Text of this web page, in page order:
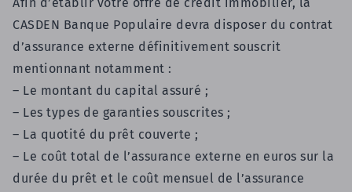
CASDEN Banque Populaire devra disposer du contrat
d’assurance externe définitivement souscrit
mentionnant notamment :
– Le montant du capital assuré ;
– Les types de garanties souscrites ;
– La quotité du prêt couverte ;
– Le coût total de l’assurance externe en euros sur la
durée du prêt et le coût mensuel de l’assurance